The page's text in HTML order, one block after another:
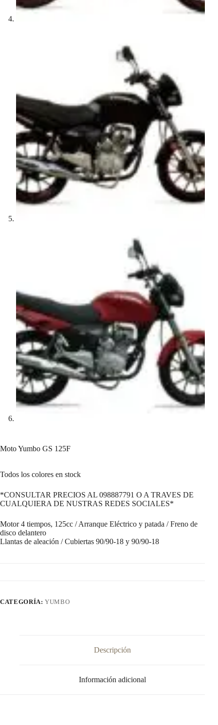
Moto Yumbo GS 125F
Todos los colores en stock
*CONSULTAR PRECIOS AL 098887791 O A TRAVES DE
CUALQUIERA DE NUSTRAS REDES SOCIALES*
Motor 4 tiempos, 125cc / Arranque Eléctrico y patada / Freno de
disco delantero
Llantas de aleación / Cubiertas 90/90-18 y 90/90-18
CATEGORÍA:YUMBO
Descripción
Información adicional